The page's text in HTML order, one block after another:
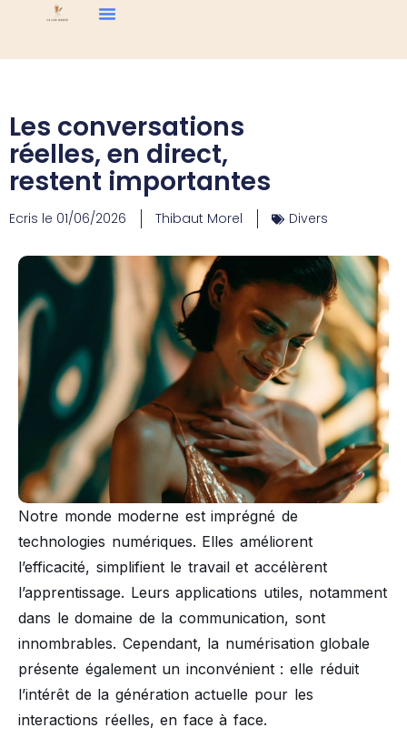
Les conversations
réelles, en direct,
restent importantes
Ecris le 01/06/2026 Thibaut Morel Divers
Notre monde moderne est imprégné de
technologies numériques. Elles améliorent
l’efficacité, simplifient le travail et accélèrent
l’apprentissage. Leurs applications utiles, notamment
dans le domaine de la communication, sont
innombrables. Cependant, la numérisation globale
présente également un inconvénient : elle réduit
l’intérêt de la génération actuelle pour les
interactions réelles, en face à face.